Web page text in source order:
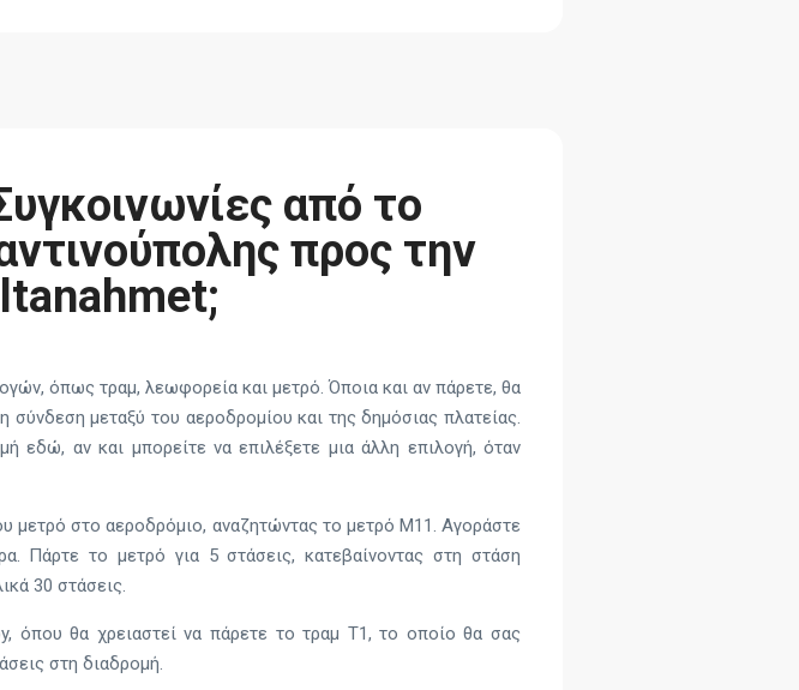
από το
προς την
όπως τραμ, λεωφορεία και μετρό. Όποια και αν πάρετε, θα
σύνδεση μεταξύ του αεροδρομίου και της δημόσιας πλατείας.
εδώ, αν και μπορείτε να επιλέξετε μια άλλη επιλογή, όταν
μετρό στο αεροδρόμιο, αναζητώντας το μετρό M11. Αγοράστε
Πάρτε το μετρό για 5 στάσεις, κατεβαίνοντας στη στάση
30 στάσεις.
όπου θα χρειαστεί να πάρετε το τραμ Τ1, το οποίο θα σας
στη διαδρομή.